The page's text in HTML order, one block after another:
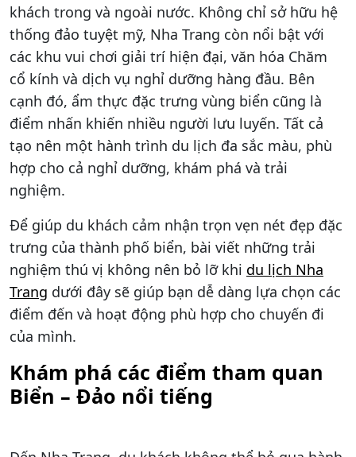
khách trong và ngoài nước. Không chỉ sở hữu hệ
thống đảo tuyệt mỹ, Nha Trang còn nổi bật với
các khu vui chơi giải trí hiện đại, văn hóa Chăm
cổ kính và dịch vụ nghỉ dưỡng hàng đầu. Bên
cạnh đó, ẩm thực đặc trưng vùng biển cũng là
điểm nhấn khiến nhiều người lưu luyến. Tất cả
tạo nên một hành trình du lịch đa sắc màu, phù
hợp cho cả nghỉ dưỡng, khám phá và trải
nghiệm.
Để giúp du khách cảm nhận trọn vẹn nét đẹp đặc
trưng của thành phố biển, bài viết những trải
nghiệm thú vị không nên bỏ lỡ khi du lịch Nha
Trang dưới đây sẽ giúp bạn dễ dàng lựa chọn các
điểm đến và hoạt động phù hợp cho chuyến đi
của mình.
Khám phá các điểm tham quan
Biển – Đảo nổi tiếng